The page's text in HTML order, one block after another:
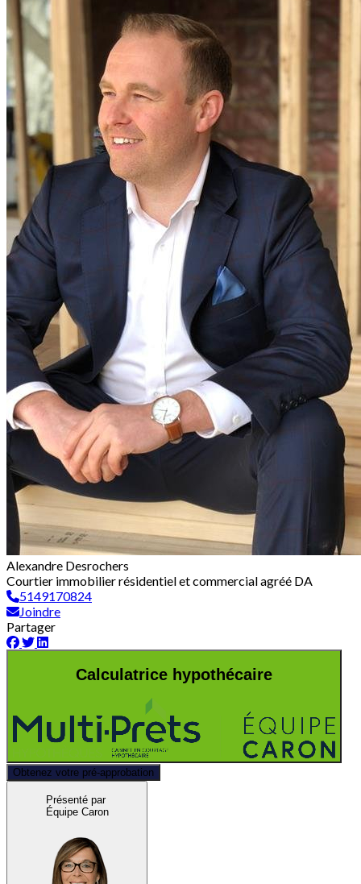
Alexandre Desrochers
Courtier immobilier résidentiel et commercial agréé DA
5149170824
Joindre
Partager
Calculatrice hypothécaire
Obtenez votre pré-approbation
Présenté par
Équipe Caron